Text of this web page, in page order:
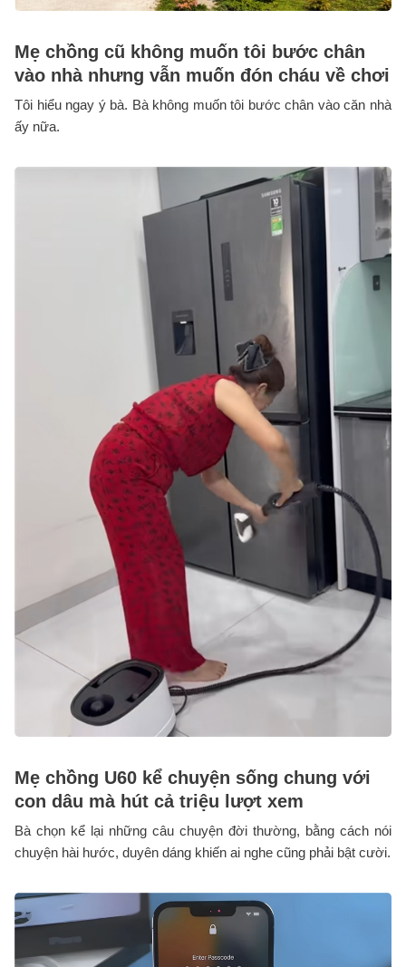
Mẹ chồng cũ không muốn tôi bước chân
vào nhà nhưng vẫn muốn đón cháu về chơi
Tôi hiểu ngay ý bà. Bà không muốn tôi bước chân vào căn nhà
ấy nữa.
Mẹ chồng U60 kể chuyện sống chung với
con dâu mà hút cả triệu lượt xem
Bà chọn kể lại những câu chuyện đời thường, bằng cách nói
chuyện hài hước, duyên dáng khiến ai nghe cũng phải bật cười.